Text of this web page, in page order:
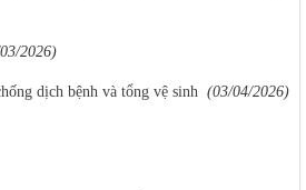
2026)
dịch bệnh và tổng vệ sinh (03/04/2026)